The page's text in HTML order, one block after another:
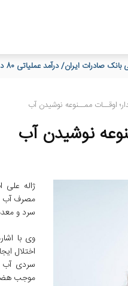
ایران/ درآمد عملیاتی 80 درصد رشد کرد
اوقــات ممــنوعه نوشیدن آب
نوشیدن آب
ژاله علی
مصرف آب
سرد و
وی با
اختلال
سردی
موجب